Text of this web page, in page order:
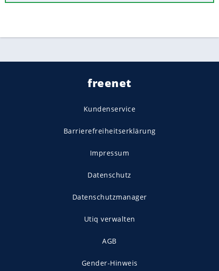
freenet
Kundenservice
Barrierefreiheitserklärung
Impressum
Datenschutz
Datenschutzmanager
Utiq verwalten
AGB
Gender-Hinweis